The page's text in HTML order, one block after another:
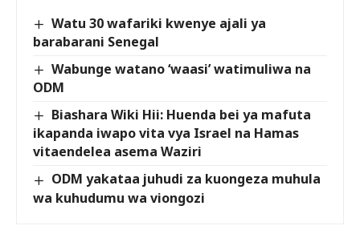
Watu 30 wafariki kwenye ajali ya
barabarani Senegal
Wabunge watano ‘waasi’ watimuliwa na
ODM
Biashara Wiki Hii: Huenda bei ya mafuta
ikapanda iwapo vita vya Israel na Hamas
vitaendelea asema Waziri
ODM yakataa juhudi za kuongeza muhula
wa kuhudumu wa viongozi